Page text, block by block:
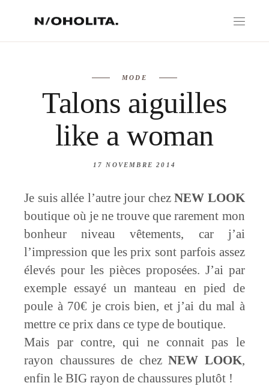
MODE
Talons aiguilles
like a woman
17 NOVEMBRE 2014
Je suis allée l’autre jour chezNEW LOOK
boutique où je ne trouve que rarement mon
bonheur niveau vêtements, car j’ai
l’impression que les prix sont parfois assez
élevés pour les pièces proposées. J’ai par
exemple essayé un manteau en pied de
poule à 70€ je crois bien, et j’ai du mal à
mettre ce prix dans ce type de boutique.
Mais par contre, qui ne connait pas le
rayon chaussures de chezNEW LOOK,
enfin le BIG rayon de chaussures plutôt !